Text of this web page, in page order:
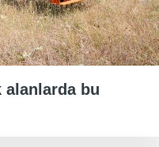
alanlarda bu